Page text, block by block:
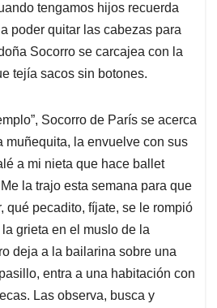
tengamos hijos recuerda
poder quitar las cabezas para
Socorro se carcajea con la
tejía sacos sin botones.
Socorro de París se acerca
muñequita, la envuelve con sus
a mi nieta que hace ballet
la trajo esta semana para que
qué pecadito, fíjate, se le rompió
la grieta en el muslo de la
deja a la bailarina sobre una
entra a una habitación con
Las observa, busca y